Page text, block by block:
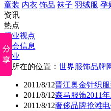
童装 内衣 饰品 袜子 羽绒服 孕
资讯
热点
行业视点
展会信息
企业
您所在的位置： 世界服饰品牌
2011/8/12晋江奥金针织
2011/8/12森马服饰2011
2011/8/12奢侈品牌抢滩